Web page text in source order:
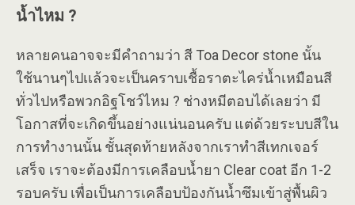
น้ำไหม ?
หลายคนอาจจะมีคำถามว่า สี Toa Decor stone นั้น
ใช้นานๆไปเเล้วจะเป็นคราบเชื้อราตะไคร่น้ำเหมือนสี
ทั่วไปหรือพวกอิฐโชว์ไหม ? ช่างหมีตอบได้เลยว่า มี
โอกาสที่จะเกิดขึ้นอย่างแน่นอนครับ แต่ด้วยระบบสีใน
การทำงานนั้น ชั้นสุดท้ายหลังจากเราทำสีเทกเจอร์
เสร็จ เราจะต้องมีการเคลือบน้ำยา Clear coat อีก 1-2
รอบครับ เพื่อเป็นการเคลือบป้องกันน้ำซึมเข้าสู่พื้นผิว